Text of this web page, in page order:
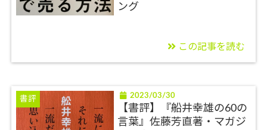
ング
この記事を読む
書評 2023/03/30
【書評】『船井幸雄の60の
言葉』佐藤芳直著・マガジ